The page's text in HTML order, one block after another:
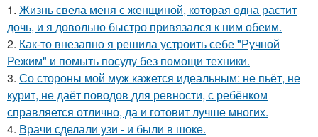
1. Жизнь свела меня с женщиной, которая одна растит
дочь, и я довольно быстро привязался к ним обеим.
2. Как-то внезапно я решила устроить себе "Ручной
Режим" и помыть посуду без помощи техники.
3. Со стороны мой муж кажется идеальным: не пьёт, не
курит, не даёт поводов для ревности, с ребёнком
справляется отлично, да и готовит лучше многих.
4. Врачи сделали узи - и были в шоке.